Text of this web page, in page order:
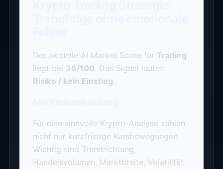
Der aktuelle AI Market Score für Trading
liegt bei 36/100. Das Signal lautet:
Risiko / kein Einstieg.
Für eine sinnvolle Krypto-Analyse zählen
nicht nur kurzfristige Kursbewegungen.
Wichtig sind Trendrichtung,
Handelsvolumen, Marktbreite, Volatilität